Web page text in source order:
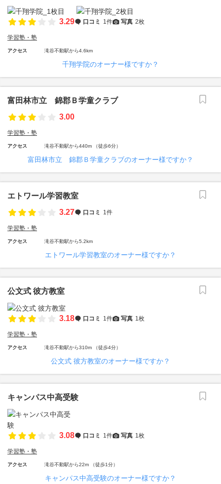
3.29 口コミ 1件 写真 2枚
学習塾・塾
アクセス 滝谷不動駅から4.6km
千翔学院のオーナー様ですか？
富田林市立 錦郡Ｂ学童クラブ
3.00
学習塾・塾
アクセス 滝谷不動駅から440m （徒歩6分）
富田林市立 錦郡Ｂ学童クラブのオーナー様ですか？
エトワール学習教室
3.27
口コミ 1件
学習塾・塾
アクセス 滝谷不動駅から5.2km
エトワール学習教室のオーナー様ですか？
公文式 彼方教室
3.18 口コミ 1件 写真 1枚
学習塾・塾
アクセス 滝谷不動駅から310m （徒歩4分）
公文式 彼方教室のオーナー様ですか？
キャンパス中高受験
3.08 口コミ 1件 写真 1枚
学習塾・塾
アクセス 滝谷不動駅から22m （徒歩1分）
キャンパス中高受験のオーナー様ですか？